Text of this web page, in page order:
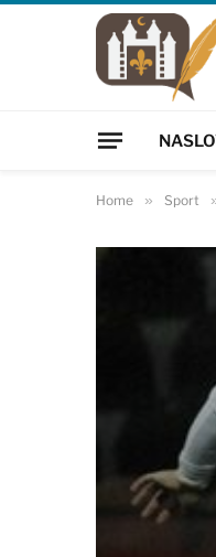
Home » Sport